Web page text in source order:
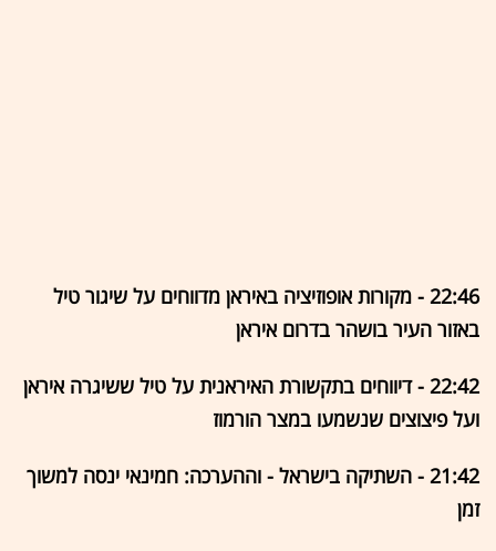
22:46 - מקורות אופוזיציה באיראן מדווחים על שיגור טיל
באזור העיר בושהר בדרום איראן
22:42 - דיווחים בתקשורת האיראנית על טיל ששיגרה איראן
ועל פיצוצים שנשמעו במצר הורמוז
21:42 - השתיקה בישראל - וההערכה: חמינאי ינסה למשוך
זמן